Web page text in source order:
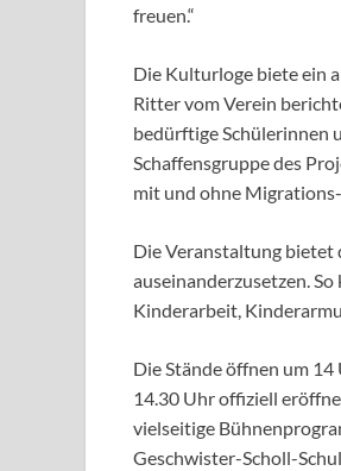
freuen.“
Die Kulturloge biete ein
Ritter vom Verein
bedürftige Schülerinnen
Schaffensgruppe des
mit und ohne
Die Veranstaltung bietet
auseinanderzusetzen.
Kinderarbeit,
Die Stände öffnen um
14.30 Uhr offiziell
vielseitige
Geschwister-Scholl-